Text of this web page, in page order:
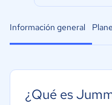
Información general
¿Qué es